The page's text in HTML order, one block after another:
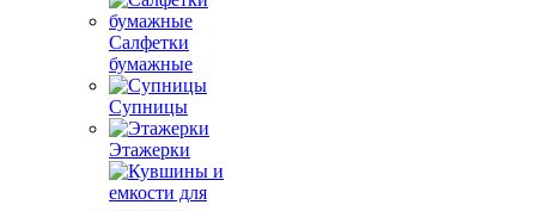
Салфетки
бумажные
Супницы
Этажерки